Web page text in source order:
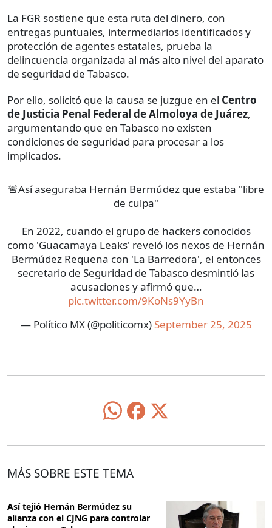
La FGR sostiene que esta ruta del dinero, con
entregas puntuales, intermediarios identificados y
protección de agentes estatales, prueba la
delincuencia organizada al más alto nivel del aparato
de seguridad de Tabasco.
Por ello, solicitó que la causa se juzgue en el Centro
de Justicia Penal Federal de Almoloya de Juárez,
argumentando que en Tabasco no existen
condiciones de seguridad para procesar a los
implicados.
🚨Así aseguraba Hernán Bermúdez que estaba "libre
de culpa"
En 2022, cuando el grupo de hackers conocidos
como 'Guacamaya Leaks' reveló los nexos de Hernán
Bermúdez Requena con 'La Barredora', el entonces
secretario de Seguridad de Tabasco desmintió las
acusaciones y afirmó que…
pic.twitter.com/9KoNs9YyBn
— Político MX (@politicomx) September 25, 2025
MÁS SOBRE ESTE TEMA
Así tejió Hernán Bermúdez su
alianza con el CJNG para controlar